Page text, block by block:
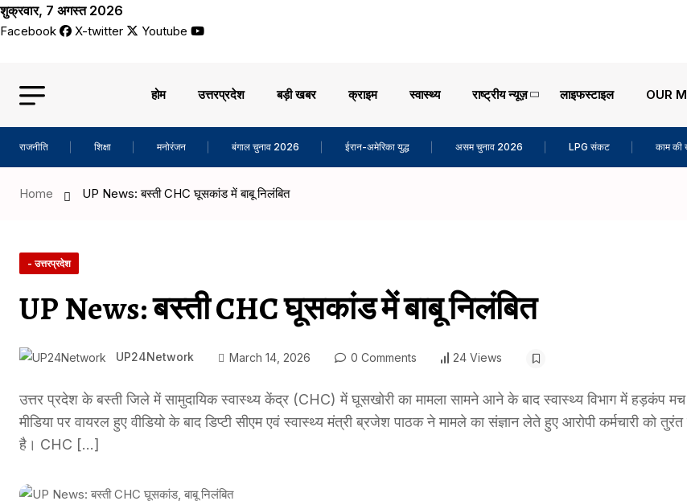
शुक्रवार, 7 अगस्त 2026
Facebook X-twitter Youtube
होम उत्तरप्रदेश बड़ी खबर क्राइम स्वास्थ्य राष्ट्रीय न्यूज़ लाइफस्टाइल OUR
राजनीति शिक्षा मनोरंजन बंगाल चुनाव 2026 ईरान-अमेरिका युद्ध असम चुनाव 2026 LPG संकट काम की
Home UP News: बस्ती CHC घूसकांड में बाबू निलंबित
- उत्तरप्रदेश
UP News: बस्ती CHC घूसकांड में बाबू निलंबित
UP24Network March 14, 2026 0 Comments 24 Views
उत्तर प्रदेश के बस्ती जिले में सामुदायिक स्वास्थ्य केंद्र (CHC) में घूसखोरी का मामला सामने आने के बाद स्वास्थ्य विभाग में हड़कंप
मीडिया पर वायरल हुए वीडियो के बाद डिप्टी सीएम एवं स्वास्थ्य मंत्री ब्रजेश पाठक ने मामले का संज्ञान लेते हुए आरोपी कर्मचारी को
है। CHC […]